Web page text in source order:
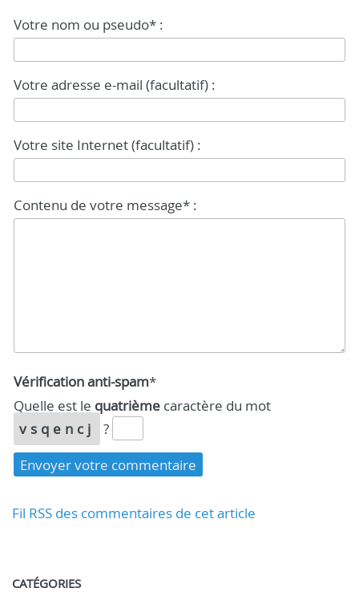
Votre nom ou pseudo* :
Votre adresse e-mail (facultatif) :
Votre site Internet (facultatif) :
Contenu de votre message* :
Vérification anti-spam*
Quelle est le quatrième caractère du mot
vsqencj
?
Fil RSS des commentaires de cet article
CATÉGORIES